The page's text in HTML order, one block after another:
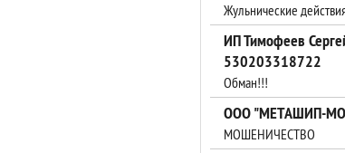
Жульнические
ИП Тимофеев
530203318722
Обман!!!
ООО "МЕТАШИП-
МОШЕНИЧЕСТВО